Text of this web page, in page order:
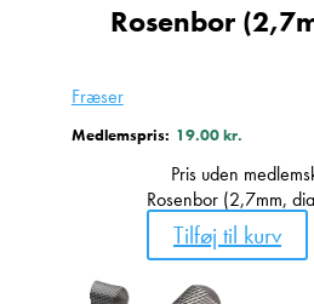
Fræser
Rosenbor
Medlemspris: 19.00kr.
Pris uden
Rosenbor (2,7mm,
Tilføj til kurv